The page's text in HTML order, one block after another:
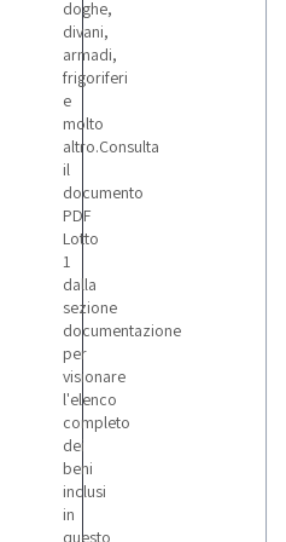
doghe,
divani,
armadi,
frigoriferi
e
molto
altro.Consulta
il
documento
PDF
Lotto
1
dalla
sezione
documentazione
per
visionare
l'elenco
completo
dei
beni
inclusi
in
questo